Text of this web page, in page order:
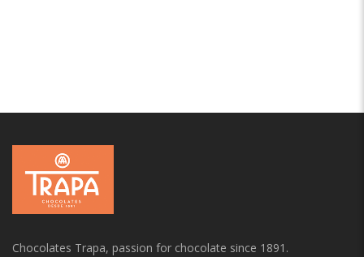
Chocolates Trapa, passion for chocolate since 1891.